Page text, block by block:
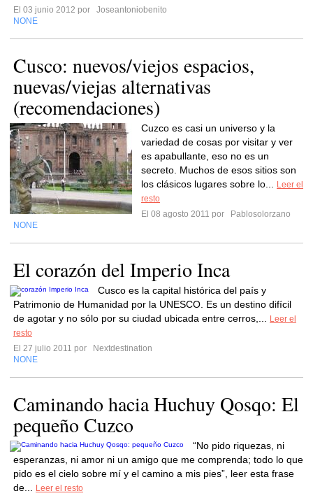
El 03 junio 2012 por
Joseantoniobenito
NONE
Cusco: nuevos/viejos espacios,
nuevas/viejas alternativas
(recomendaciones)
Cuzco es casi un universo y la
variedad de cosas por visitar y ver
es apabullante, eso no es un
secreto. Muchos de esos sitios son
los clásicos lugares sobre lo...
Leer el
resto
El 08 agosto 2011 por
Pablosolorzano
NONE
El corazón del Imperio Inca
Cusco es la capital histórica del país y
Patrimonio de Humanidad por la UNESCO. Es un destino difícil
de agotar y no sólo por su ciudad ubicada entre cerros,...
Leer el
resto
El 27 julio 2011 por
Nextdestination
NONE
Caminando hacia Huchuy Qosqo: El
pequeño Cuzco
“No pido riquezas, ni
esperanzas, ni amor ni un amigo que me comprenda; todo lo que
pido es el cielo sobre mí y el camino a mis pies”, leer esta frase
de...
Leer el resto